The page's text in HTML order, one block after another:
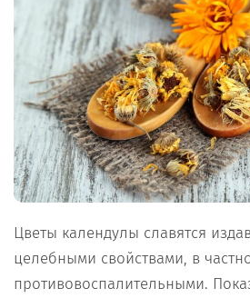
Цветы календулы славятся
целебными свойствами, в
противовоспалительными.